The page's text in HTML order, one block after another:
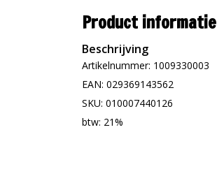
Product informatie
Beschrijving
Artikelnummer: 1009330003
EAN: 029369143562
SKU: 010007440126
btw: 21%